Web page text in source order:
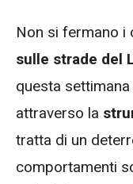
Non si fermano i
sulle strade del
questa
attraverso la
tratta di un
comportamenti